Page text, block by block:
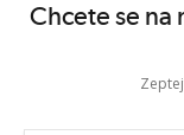
Chcete se na